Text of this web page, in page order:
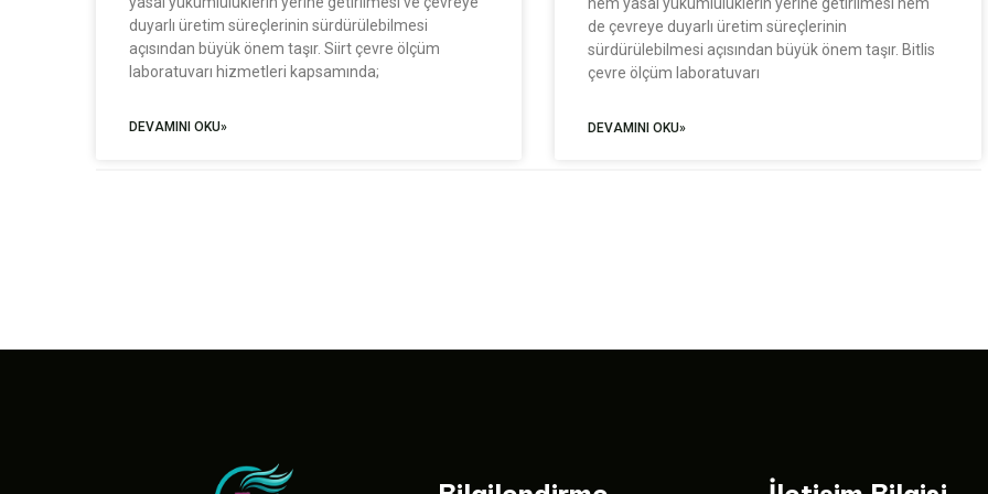
duyarlı üretim süreçlerinin sürdürülebilmesi
açısından büyük önem taşır. Siirt çevre ölçüm
laboratuvarı hizmetleri kapsamında;
DEVAMINI OKU»
de çevreye duyarlı üretim süreçlerinin
sürdürülebilmesi açısından büyük önem taşır. Bitlis
çevre ölçüm laboratuvarı
DEVAMINI OKU»